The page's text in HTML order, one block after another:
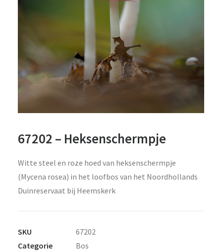
67202 – Heksenschermpje
Witte steel en roze hoed van heksenschermpje
(Mycena rosea) in het loofbos van het Noordhollands
Duinreservaat bij Heemskerk
SKU
67202
Categorie
Bos